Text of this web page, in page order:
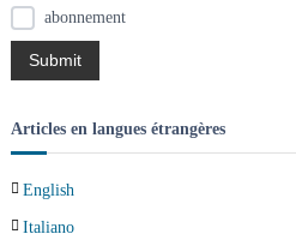
abonnement
Articles en langues étrangères
English
Italiano